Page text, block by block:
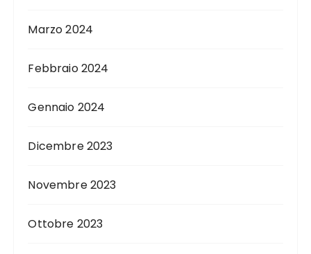
Marzo 2024
Febbraio 2024
Gennaio 2024
Dicembre 2023
Novembre 2023
Ottobre 2023